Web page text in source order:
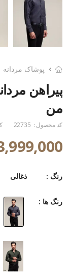
پوشاک مردانه
پیراهن
من
کد محصول : 22735
3,999,000
رنگ : ذغالی
رنگ ها :